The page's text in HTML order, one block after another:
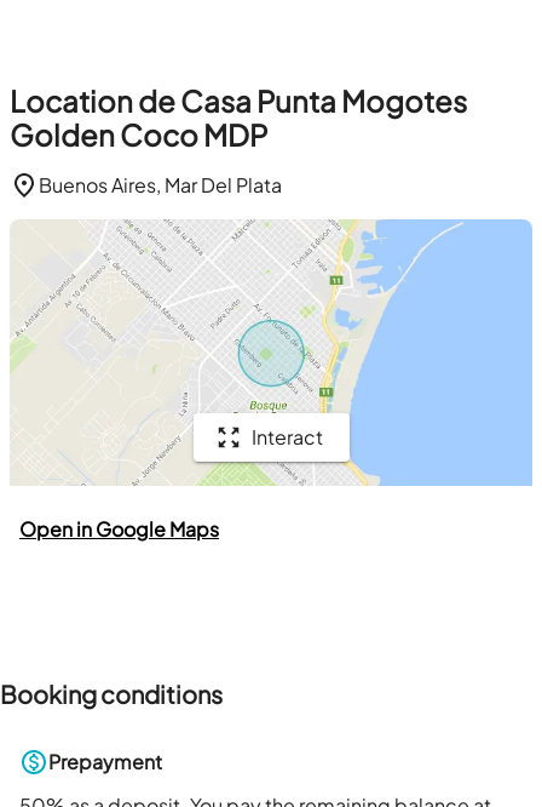
Location de Casa Punta Mogotes
Golden Coco MDP
Buenos Aires, Mar Del Plata
Interact
Open in Google Maps
Booking conditions
Prepayment